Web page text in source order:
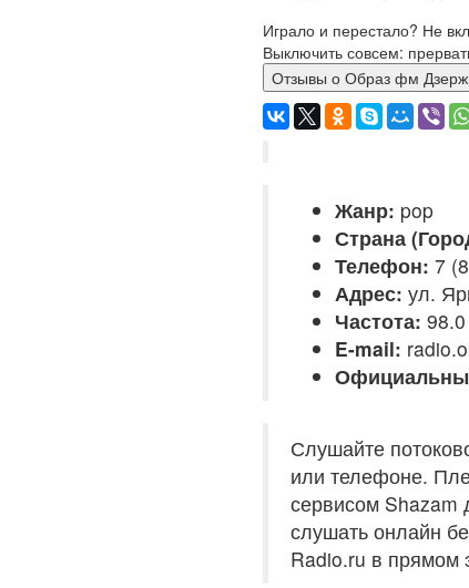
Играло и перестало? Не
Выключить совсем:
Отзывы о Образ фм
Жанр: pop
Страна
Телефон: 7
Адрес: ул.
Частота:
E-mail:
Слушайте
или телефоне.
сервисом Shazam
слушать онлайн
Radio.ru в прямом